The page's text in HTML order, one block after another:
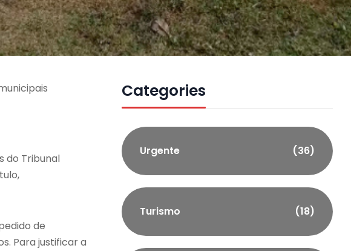
do Tribunal
de
Para justificar a
Categories
Urgente (36)
Turismo (18)